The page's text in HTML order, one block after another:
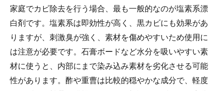
家庭でカビ除去を行う場合、最も一般的なのが塩素系漂
白剤です。塩素系は即効性が高く、黒カビにも効果があ
りますが、刺激臭が強く、素材を傷めやすいため使用に
は注意が必要です。石膏ボードなど水分を吸いやすい素
材に使うと、内部にまで染み込み素材を劣化させる可能
性があります。酢や重曹は比較的穏やかな成分で、軽度